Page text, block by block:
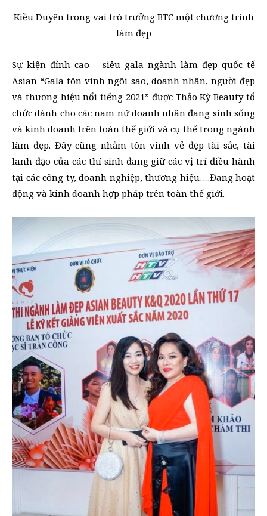
Kiều Duyên trong vai trò trưởng BTC một chương trình
làm đẹp
Sự kiện đỉnh cao – siêu gala ngành làm đẹp quốc tế
Asian “Gala tôn vinh ngôi sao, doanh nhân, người đẹp
và thương hiệu nổi tiếng 2021” được Thảo Kỳ Beauty tổ
chức dành cho các nam nữ doanh nhân đang sinh sống
và kinh doanh trên toàn thế giới và cụ thể trong ngành
làm đẹp. Đây cũng nhằm tôn vinh vẻ đẹp tài sắc, tài
lãnh đạo của các thí sinh đang giữ các vị trí điều hành
tại các công ty, doanh nghiệp, thương hiệu….Đang hoạt
động và kinh doanh hợp pháp trên toàn thế giới.